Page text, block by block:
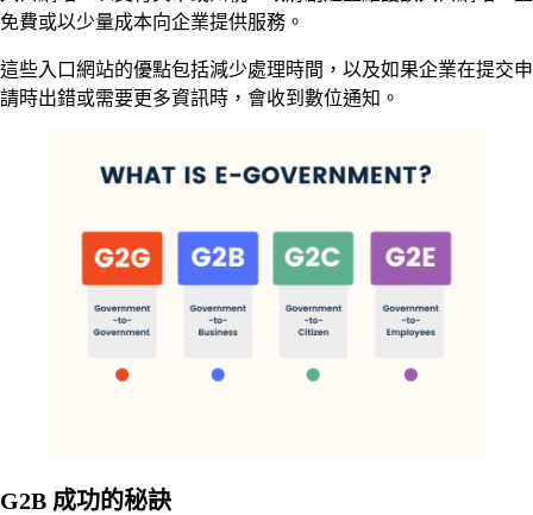
免費或以少量成本向企業提供服務。
這些入口網站的優點包括減少處理時間，以及如果企業在提交申
請時出錯或需要更多資訊時，會收到數位通知。
G2B 成功的秘訣